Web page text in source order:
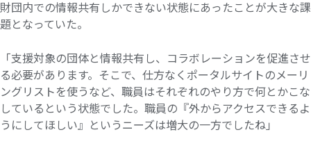
財団内での情報共有しかできない状態にあったことが大きな課
題となっていた。
「支援対象の団体と情報共有し、コラボレーションを促進させ
る必要があります。そこで、仕方なくポータルサイトのメーリ
ングリストを使うなど、職員はそれぞれのやり方で何とかこな
しているという状態でした。職員の『外からアクセスできるよ
うにしてほしい』というニーズは増大の一方でしたね」